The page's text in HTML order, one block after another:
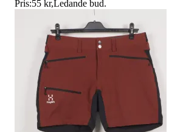
Pris:55 kr,Ledande bud.